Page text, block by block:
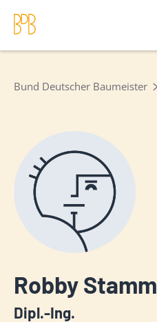
Bund Deutscher Baumeister
Robby Stamm
Dipl.-Ing.